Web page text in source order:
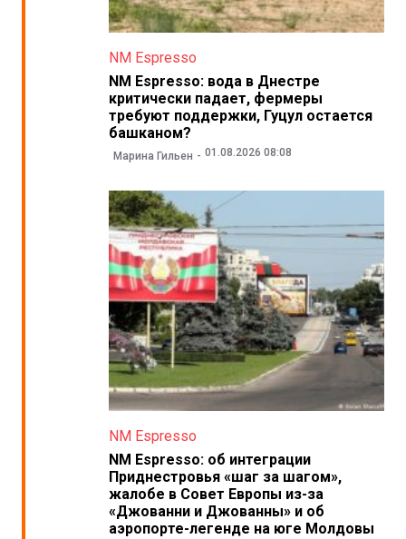
NM Espresso
NM Espresso: вода в Днестре
критически падает, фермеры
требуют поддержки, Гуцул остается
башканом?
Марина Гильен 01.08.2026 08:08
NM Espresso
NM Espresso: об интеграции
Приднестровья «шаг за шагом»,
жалобе в Совет Европы из-за
«Джованни и Джованны» и об
аэропорте-легенде на юге Молдовы